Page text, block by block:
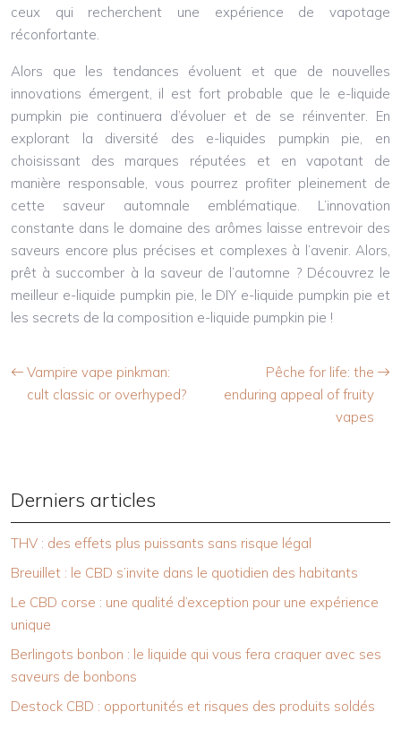
ceux qui recherchent une expérience de vapotage
réconfortante.
Alors que les tendances évoluent et que de nouvelles
innovations émergent, il est fort probable que le e-liquide
pumpkin pie continuera d’évoluer et de se réinventer. En
explorant la diversité des e-liquides pumpkin pie, en
choisissant des marques réputées et en vapotant de
manière responsable, vous pourrez profiter pleinement de
cette saveur automnale emblématique. L’innovation
constante dans le domaine des arômes laisse entrevoir des
saveurs encore plus précises et complexes à l’avenir. Alors,
prêt à succomber à la saveur de l’automne ? Découvrez le
meilleur e-liquide pumpkin pie, le DIY e-liquide pumpkin pie et
les secrets de la composition e-liquide pumpkin pie !
Vampire vape pinkman:
cult classic or overhyped?
Pêche for life: the
enduring appeal of fruity
vapes
Derniers articles
THV : des effets plus puissants sans risque légal
Breuillet : le CBD s’invite dans le quotidien des habitants
Le CBD corse : une qualité d’exception pour une expérience
unique
Berlingots bonbon : le liquide qui vous fera craquer avec ses
saveurs de bonbons
Destock CBD : opportunités et risques des produits soldés